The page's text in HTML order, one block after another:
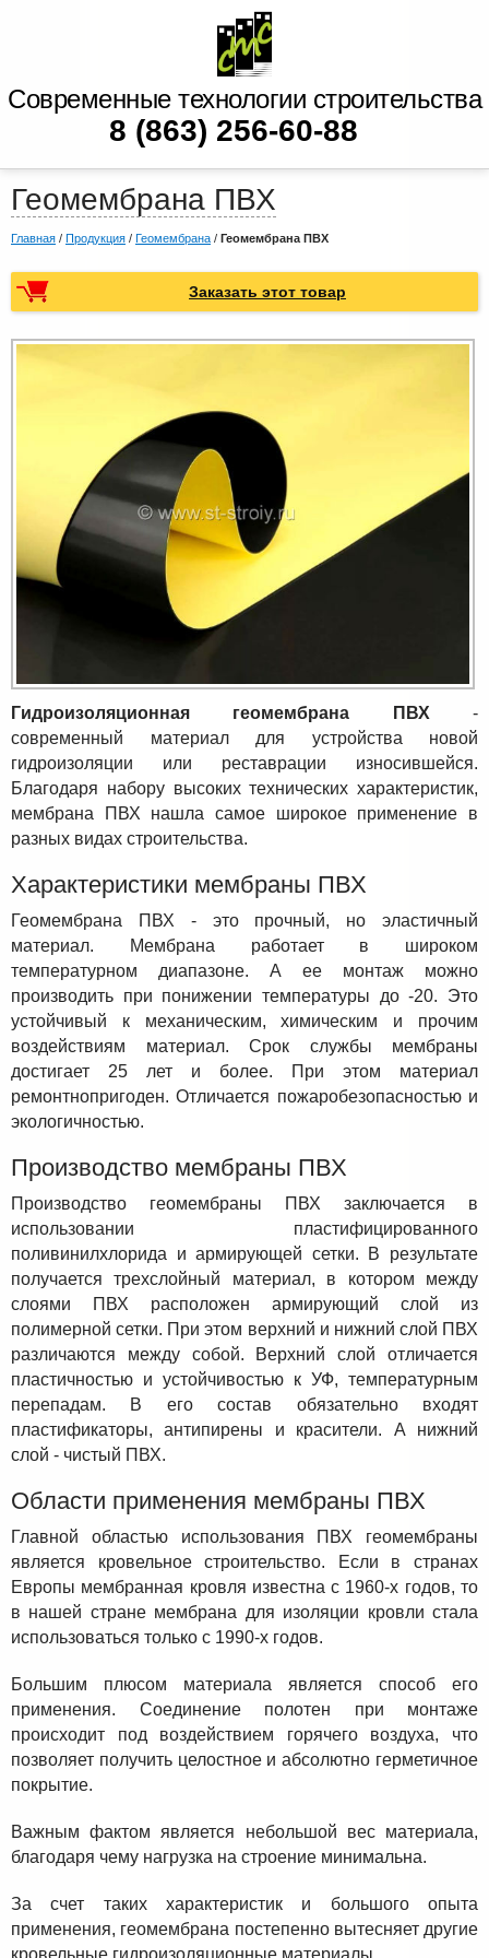
Современные технологии строительства
8 (863) 256-60-88
Геомембрана ПВХ
Главная / Продукция / Геомембрана / Геомембрана ПВХ
Заказать этот товар
Гидроизоляционная геомембрана ПВХ -
современный материал для устройства новой
гидроизоляции или реставрации износившейся.
Благодаря набору высоких технических характеристик,
мембрана ПВХ нашла самое широкое применение в
разных видах строительства.
Характеристики мембраны ПВХ
Геомембрана ПВХ - это прочный, но эластичный
материал. Мембрана работает в широком
температурном диапазоне. А ее монтаж можно
производить при понижении температуры до -20. Это
устойчивый к механическим, химическим и прочим
воздействиям материал. Срок службы мембраны
достигает 25 лет и более. При этом материал
ремонтнопригоден. Отличается пожаробезопасностью и
экологичностью.
Производство мембраны ПВХ
Производство геомембраны ПВХ заключается в
использовании пластифицированного
поливинилхлорида и армирующей сетки. В результате
получается трехслойный материал, в котором между
слоями ПВХ расположен армирующий слой из
полимерной сетки. При этом верхний и нижний слой ПВХ
различаются между собой. Верхний слой отличается
пластичностью и устойчивостью к УФ, температурным
перепадам. В его состав обязательно входят
пластификаторы, антипирены и красители. А нижний
слой - чистый ПВХ.
Области применения мембраны ПВХ
Главной областью использования ПВХ геомембраны
является кровельное строительство. Если в странах
Европы мембранная кровля известна с 1960-х годов, то
в нашей стране мембрана для изоляции кровли стала
использоваться только с 1990-х годов.
Большим плюсом материала является способ его
применения. Соединение полотен при монтаже
происходит под воздействием горячего воздуха, что
позволяет получить целостное и абсолютно герметичное
покрытие.
Важным фактом является небольшой вес материала,
благодаря чему нагрузка на строение минимальна.
За счет таких характеристик и большого опыта
применения, геомембрана постепенно вытесняет другие